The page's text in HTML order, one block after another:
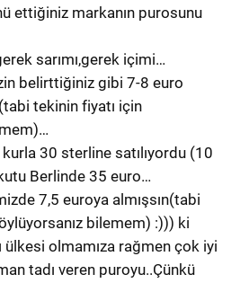
ettiğiniz markanın purosunu
sarımı,gerek içimi…
belirttiğiniz gibi 7-8 euro
tekinin fiyatı için
30 sterline satılıyordu (10
Berlinde 35 euro…
7,5 euroya almışsın(tabi
bilemem) :))) ki
ülkesi olmamıza rağmen çok iyi
tadı veren puroyu..Çünkü